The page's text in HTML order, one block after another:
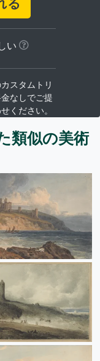
る
い
スタムトリ
なしでご提
ください。
類似の美術